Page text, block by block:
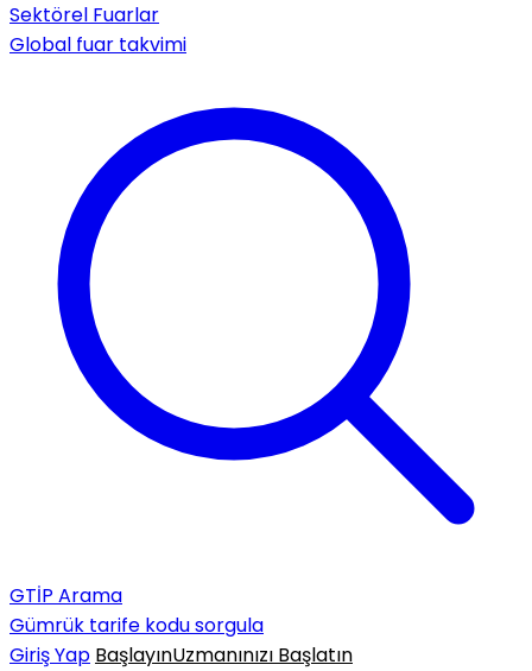
Sektörel Fuarlar
Global fuar takvimi
GTİP Arama
Gümrük tarife kodu sorgula
Giriş Yap BaşlayınUzmanınızı Başlatın